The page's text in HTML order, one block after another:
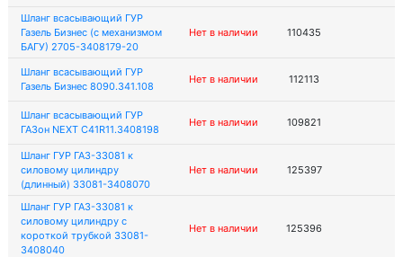
Шланг всасывающий ГУР
Газель Бизнес (с механизмом
БАГУ) 2705-3408179-20
Нет в наличии 110435
Шланг всасывающий ГУР
Газель Бизнес 8090.341.108
Нет в наличии 112113
Шланг всасывающий ГУР
ГАЗон NEXT C41R11.3408198
Нет в наличии 109821
Шланг ГУР ГАЗ-33081 к
силовому цилиндру
(длинный) 33081-3408070
Нет в наличии 125397
Шланг ГУР ГАЗ-33081 к
силовому цилиндру с
короткой трубкой 33081-
3408040
Нет в наличии 125396